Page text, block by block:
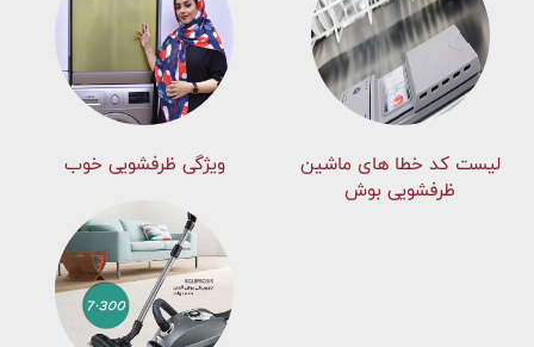
لیست کد خطا های ماشين
ظرفشویی بوش
ویژگی ظرفشویی خوب